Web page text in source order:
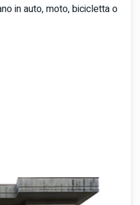
in auto, moto, bicicletta o